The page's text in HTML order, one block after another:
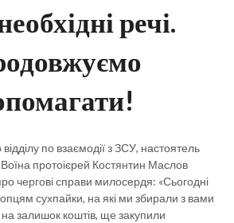
речі.
по взаємодії з ЗСУ, настоятель
протоієрей Костянтин Маслов
чергові справи милосердя: «Сьогодні
сухпайки, на які ми збирали з вами
залишок коштів, ще закупили